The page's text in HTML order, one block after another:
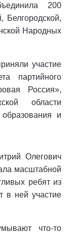
200
Белгородской,
Народных
участие
партийного
Россия»,
области
и
Олегович
масштабной
ребят из
в ней участие
что-то